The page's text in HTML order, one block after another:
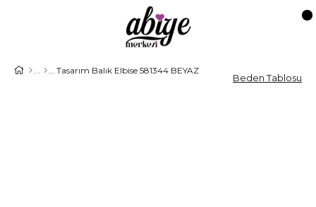
Tasarım Balık Elbise 581344 BEYAZ
Beden Tablosu